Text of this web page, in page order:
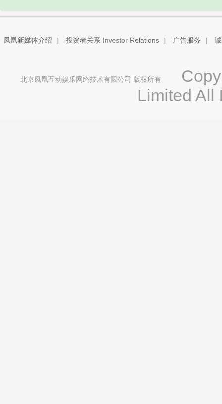
凤凰新媒体介绍 | 投资者关系 Investor Relations | 广告服务 |
北京凤凰互动娱乐网络技术有限公司 版权所有
Limited All